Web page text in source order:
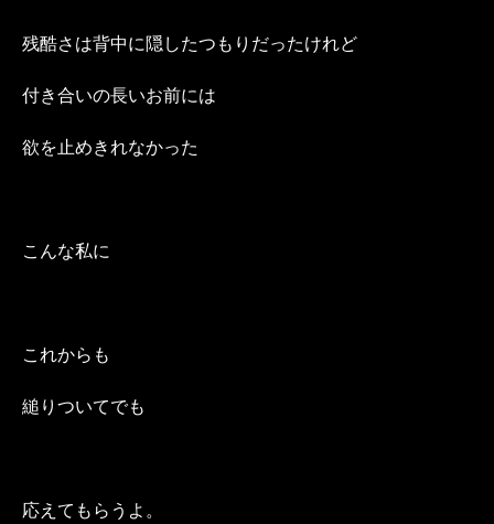
残酷さは背中に隠したつもりだったけれど
付き合いの長いお前には
欲を止めきれなかった
こんな私に
これからも
縋りついてでも
応えてもらうよ。